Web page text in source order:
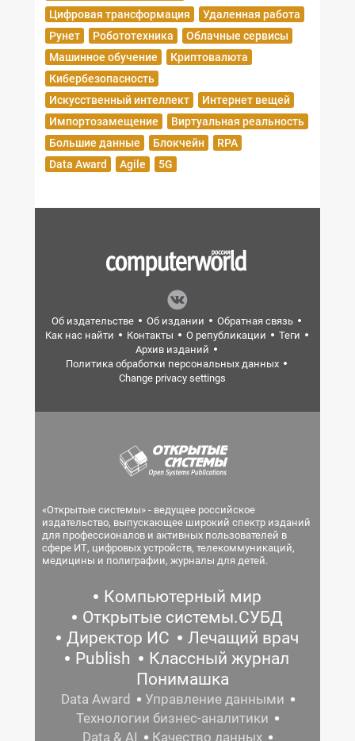
Цифровая трансформация
Удаленная работа
Рунет
Робототехника
Облачные сервисы
Машинное обучение
Криптовалюта
Кибербезопасность
Искусственный интеллект
Интернет вещей
Импортозамещение
Виртуальная реальность
Большие данные
Блокчейн
RPA
Data Award
Agile 5G
Об издательстве Об издании
Обратная связь
Как нас найти
Контакты О републикации
Теги
Архив изданий
Политика обработки персональных данных
Change privacy settings
«Открытые системы» - ведущее российское
издательство, выпускающее широкий спектр изданий
для профессионалов и активных пользователей в
сфере ИТ, цифровых устройств, телекоммуникаций,
медицины и полиграфии, журналы для детей.
Компьютерный мир
Открытые системы.СУБД
Директор ИС
Лечащий врач
Publish
Классный журнал
Понимашка
Data Award
Управление данными
Технологии бизнес-аналитики
Data & AI
Качество данных